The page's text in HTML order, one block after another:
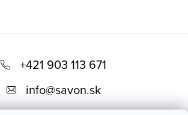
upokojujúci nádych a pomaranč
vás osvieži a povzbudí,.
Chcete obdarovať svojich
blízkych či priateľov niečím
+421 903 113 671
info@savon.sk